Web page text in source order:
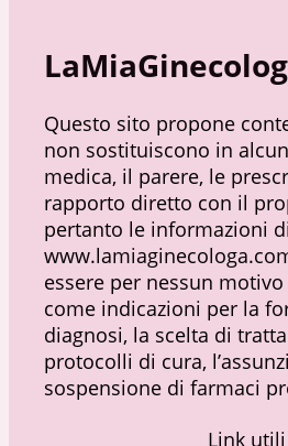
Questo sito propone
non sostituiscono in
medica, il parere, le
rapporto diretto con il
pertanto le informazioni
essere per nessun
come indicazioni per la
diagnosi, la scelta di
protocolli di cura,
sospensione di farmaci
Link utili